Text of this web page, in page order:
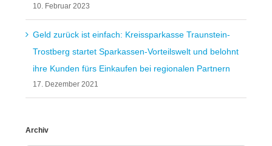
10. Februar 2023
Geld zurück ist einfach: Kreissparkasse Traunstein-
Trostberg startet Sparkassen-Vorteilswelt und belohnt
ihre Kunden fürs Einkaufen bei regionalen Partnern
17. Dezember 2021
Archiv